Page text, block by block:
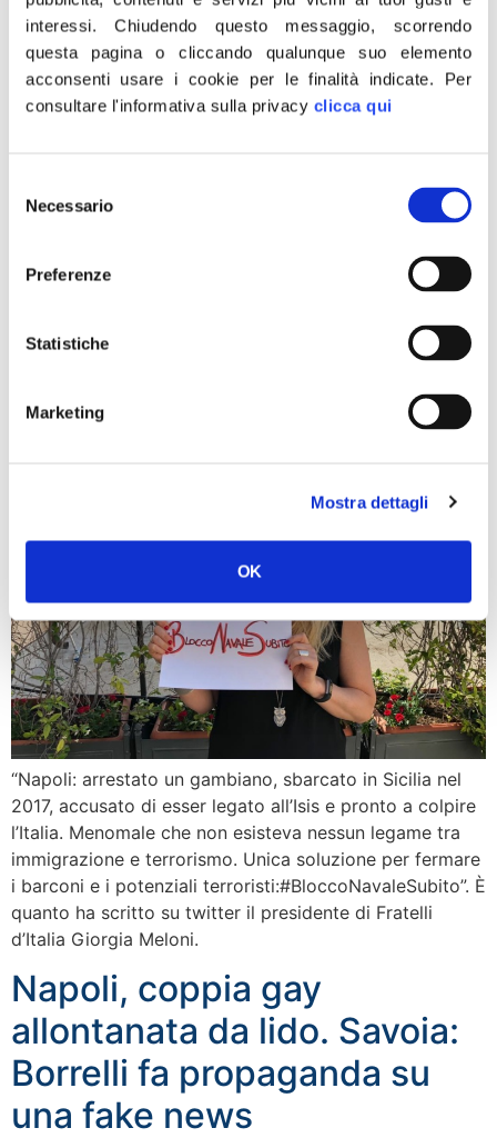
interessi.Chiudendo questo messaggio, scorrendo
questa pagina o cliccando qualunque suo elemento
acconsenti usare i cookie per le finalità indicate. Per
consultare l'informativa sulla privacy clicca qui
delNecessario
Preferenze
Statistiche
Marketing
Mostra dettagli
OK
Firenze e Prato
“I risultati elettorali di questi ballottaggi parlano chiaro:
le roccaforti rosse in Toscana non esistono più. Massa,
dei cittadini ci fa capire come sia in atto una
rivoluzione: nel segno di questa voglia di cambiamento
Terrorismo, Meloni: Blocco
navale subito per fermare
“Napoli: arrestato un gambiano, sbarcato in Sicilia nel
2017, accusato di esser legato all’Isis e pronto a colpire
l’Italia. Menomale che non esisteva nessun legame tra
immigrazione e terrorismo. Unica soluzione per fermare
i barconi e i potenziali terroristi:#BloccoNavaleSubito”. È
quanto ha scritto su twitter il presidente di Fratelli
d’Italia Giorgia Meloni.
Napoli, coppia gay
allontanata da lido. Savoia:
Borrelli fa propaganda su
una fake news